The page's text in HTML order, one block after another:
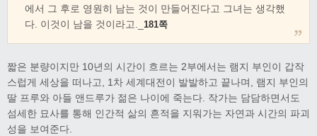
에서 그 후로 영원히 남는 것이 만들어진다고 그녀는 생각했
다. 이것이 남을 것이라고._ 181쪽
짧은 분량이지만 10년의 시간이 흐르는 2부에서는 램지 부인이 갑작
스럽게 세상을 떠나고, 1차 세계대전이 발발하고 끝나며, 램지 부인의
딸 프루와 아들 앤드루가 젊은 나이에 죽는다. 작가는 담담하면서도
섬세한 묘사를 통해 인간적 삶의 흔적을 지워가는 자연과 시간의 파괴
성을 보여준다.